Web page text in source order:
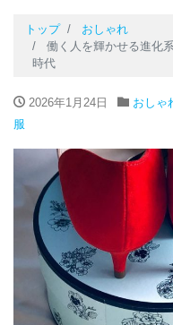
トップ
おしゃれ
働く人を輝かせる進化
時代
2026年1月24日 おしゃ
服